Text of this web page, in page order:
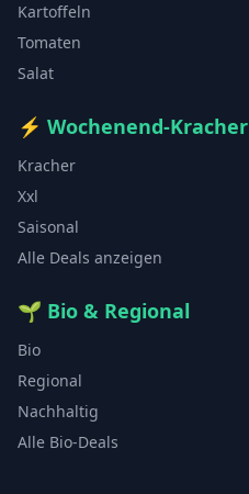
Kartoffeln
Tomaten
Salat
⚡ Wochenend-Kracher
Kracher
Xxl
Saisonal
Alle Deals anzeigen
🌱 Bio & Regional
Bio
Regional
Nachhaltig
Alle Bio-Deals